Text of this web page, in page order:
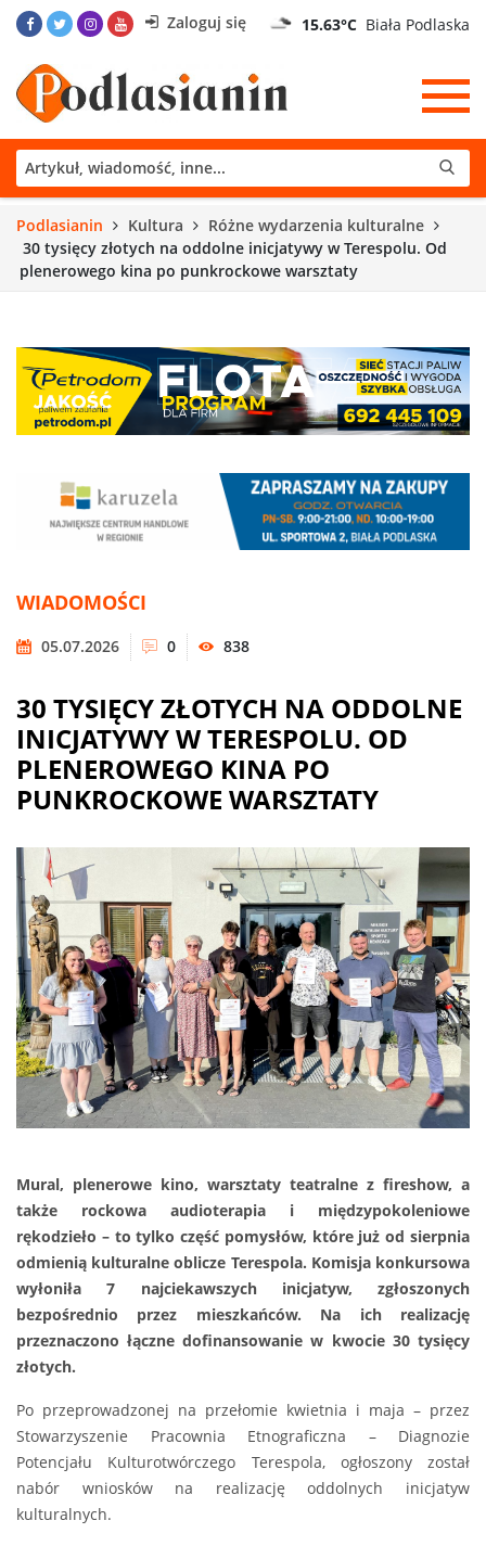
Zaloguj się 15.63°C Biała Podlaska
Podlasianin Kultura
Różne wydarzenia kulturalne
30 tysięcy złotych na oddolne inicjatywy w Terespolu. Od
plenerowego kina po punkrockowe warsztaty
WIADOMOŚCI
05.07.2026 0 838
30 TYSIĘCY ZŁOTYCH NA ODDOLNE
INICJATYWY W TERESPOLU. OD
PLENEROWEGO KINA PO
PUNKROCKOWE WARSZTATY
Mural, plenerowe kino, warsztaty teatralne z fireshow, a
także rockowa audioterapia i międzypokoleniowe
rękodzieło – to tylko część pomysłów, które już od sierpnia
odmienią kulturalne oblicze Terespola. Komisja konkursowa
wyłoniła 7 najciekawszych inicjatyw, zgłoszonych
bezpośrednio przez mieszkańców. Na ich realizację
przeznaczono łączne dofinansowanie w kwocie 30 tysięcy
złotych.
Po przeprowadzonej na przełomie kwietnia i maja – przez
Stowarzyszenie Pracownia Etnograficzna – Diagnozie
Potencjału Kulturotwórczego Terespola, ogłoszony został
nabór wniosków na realizację oddolnych inicjatyw
kulturalnych.